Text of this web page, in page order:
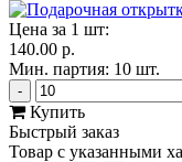
Цена за 1 шт:
140.00 р.
Мин. партия: 10 шт.
-
Купить
Быстрый заказ
Товар с указанными